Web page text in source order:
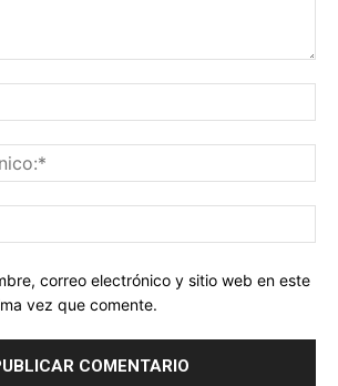
correo electrónico y sitio web en este
vez que comente.